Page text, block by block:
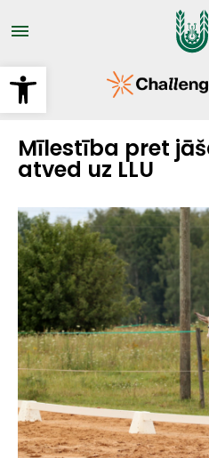
Open toolbar
uz
galveno
Mīlestība pret
atved uz LLU